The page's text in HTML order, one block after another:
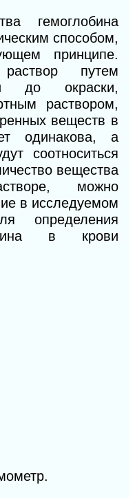
гемоглобина
способом,
принципе.
путем
до окраски,
раствором,
веществ в
одинакова, а
соотноситься
вещества
можно
в исследуемом
определения
в крови